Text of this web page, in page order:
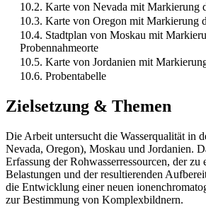
10.2. Karte von Nevada mit Markierung
10.3. Karte von Oregon mit Markierung
10.4. Stadtplan von Moskau mit
Probennahmeorte
10.5. Karte von Jordanien mit
10.6. Probentabelle
Zielsetzung & Themen
Die Arbeit untersucht die Wasserqualität in
Nevada, Oregon), Moskau und Jordanien.
Erfassung der Rohwasserressourcen, der zu
Belastungen und der resultierenden
die Entwicklung einer neuen
zur Bestimmung von Komplexbildnern.